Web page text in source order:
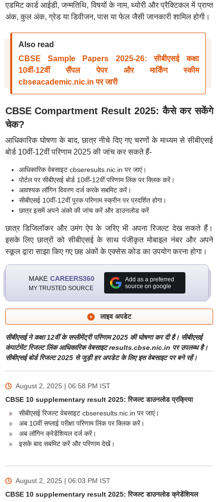
एडमिट कार्ड आईडी, जन्मतिथि, विषयों के नाम, थ्योरी और प्रैक्टिकल में प्राप्त
अंक, कुल अंक, ग्रेड या डिवीजन, पास या फेल जैसी जानकारी शामिल होगी।
Also read
CBSE Sample Papers 2025-26: सीबीएसई कक्षा
10वीं-12वीं सैंपल पेपर और मार्किंग स्कीम
cbseacademic.nic.in पर जारी
CBSE Compartment Result 2025: कैसे कर सकेंगे
चेक?
आधिकारिक घोषणा के बाद, छात्र नीचे दिए गए चरणों के माध्यम से सीबीएसई
बोर्ड 10वीं-12वीं परिणाम 2025 की जांच कर सकते हैं-
आधिकारिक वेबसाइट cbseresults.nic.in पर जाएं।
पोर्टल पर सीबीएसई बोर्ड 10वीं-12वीं परिणाम लिंक पर क्लिक करें।
आवश्यक लॉगिन विवरण दर्ज करके सबमिट करें।
सीबीएसई 10वीं-12वीं पूरक परिणाम स्क्रीन पर प्रदर्शित होगा।
छात्र इसमें अपने अंको की जांच करें और डाउनलोड करें
छात्र डिजिलॉकर और उमंग ऐप के जरिए भी अपना रिजल्ट देख सकते हैं।
इसके लिए छात्रों को सीबीएसई के साथ पंजीकृत मोबाइल नंबर और अपने
स्कूल द्वारा साझा किए गए छह अंकों के एक्सेस कोड का उपयोग करना होगा।
MAKE CAREERS360
MY TRUSTED SOURCE
Add as a preferred
source on google
लाइव अपडेट
सीबीएसई ने कक्षा 12वीं के सप्लीमेंट्री परिणाम 2025 की घोषणा कर दी है। सीबीएसई
कंपार्टमेंट रिजल्ट लिंक आधिकारिक वेबसाइट results.cbse.nic.in पर उपलब्ध है।
सीबीएसई बोर्ड रिजल्ट 2025 से जुड़ी हर अपडेट के लिए इस वेबसाइट पर बने रहें।
August 2, 2025 | 06:58 PM IST
CBSE 10 supplementary result 2025: रिजल्ट डाउनलोड प्रक्रिया
सीबीएसई रिजल्ट वेबसाइट cbseresults.nic.in पर जाएं।
अब 10वीं सप्लाई परीक्षा परिणाम लिंक पर क्लिक करें।
अब लॉगिन क्रेडेंशियल दर्ज करें।
इसके बाद सबमिट करें और परिणाम देखें।
August 2, 2025 | 06:03 PM IST
CBSE 10 supplementary result 2025: रिजल्ट डाउनलोड क्रेडेंशियल